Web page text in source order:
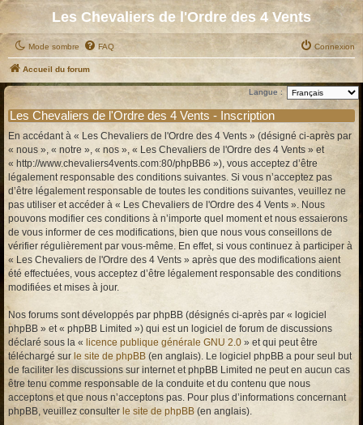
Les Chevaliers de l'Ordre des 4 Vents
Mode sombre FAQ Connexion
Accueil du forum
Langue :
Les Chevaliers de l'Ordre des 4 Vents - Inscription
En accédant à « Les Chevaliers de l'Ordre des 4 Vents » (désigné ci-après par
« nous », « notre », « nos », « Les Chevaliers de l'Ordre des 4 Vents » et
« http://www.chevaliers4vents.com:80/phpBB6 »), vous acceptez d’être
légalement responsable des conditions suivantes. Si vous n’acceptez pas
d’être légalement responsable de toutes les conditions suivantes, veuillez ne
pas utiliser et accéder à « Les Chevaliers de l'Ordre des 4 Vents ». Nous
pouvons modifier ces conditions à n’importe quel moment et nous essaierons
de vous informer de ces modifications, bien que nous vous conseillons de
vérifier régulièrement par vous-même. En effet, si vous continuez à participer à
« Les Chevaliers de l'Ordre des 4 Vents » après que des modifications aient
été effectuées, vous acceptez d’être légalement responsable des conditions
modifiées et mises à jour.
Nos forums sont développés par phpBB (désignés ci-après par « logiciel
phpBB » et « phpBB Limited ») qui est un logiciel de forum de discussions
déclaré sous la « licence publique générale GNU 2.0 » et qui peut être
téléchargé sur le site de phpBB (en anglais). Le logiciel phpBB a pour seul but
de faciliter les discussions sur internet et phpBB Limited ne peut en aucun cas
être tenu comme responsable de la conduite et du contenu que nous
acceptons et que nous n’acceptons pas. Pour plus d’informations concernant
phpBB, veuillez consulter le site de phpBB (en anglais).